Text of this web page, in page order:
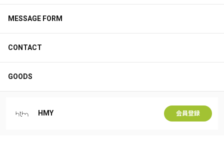
MESSAGE FORM
CONTACT
GOODS
HMY 会員登録